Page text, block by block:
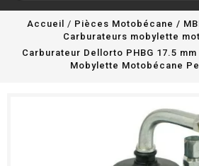
Accueil Pièces Motobécane /
Carburateurs mobylette
Carburateur Dellorto PHBG 17.5
Mobylette Motobécane